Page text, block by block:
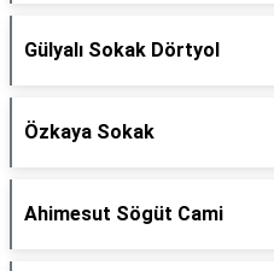
Gülyalı Sokak Dörtyol
Özkaya Sokak
Ahimesut Sögüt Cami